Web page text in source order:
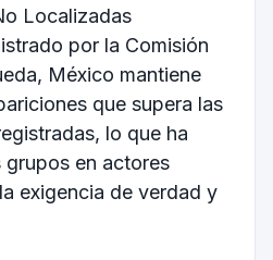
Localizadas
por la Comisión
México mantiene
que supera las
lo que ha
en actores
exigencia de verdad y